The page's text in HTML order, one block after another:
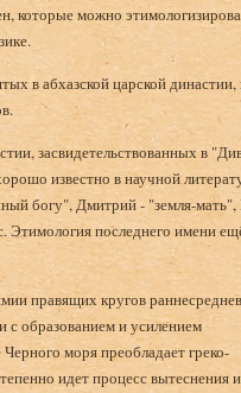
которые можно
в абхазской царской
засвидетельствованных в
известно в научной
богу", Дмитрий - "земля-
последнего имени
правящих кругов
с образованием и усилением
моря преобладает греко-
идет процесс вытеснения